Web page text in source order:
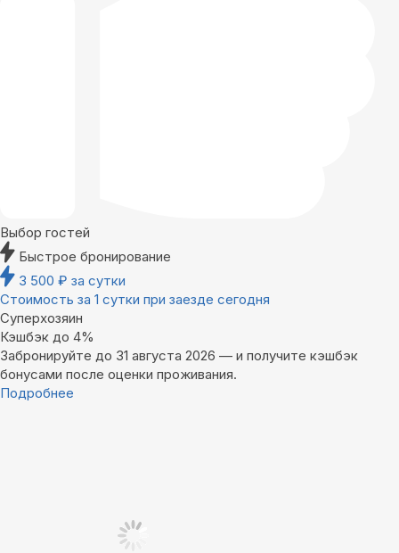
Выбор гостей
Быстрое бронирование
3 500 ₽ за сутки
Стоимость за 1 сутки при заезде сегодня
Суперхозяин
Кэшбэк до 4%
Забронируйте до 31 августа 2026 — и получите кэшбэк
бонусами после оценки проживания.
Подробнее